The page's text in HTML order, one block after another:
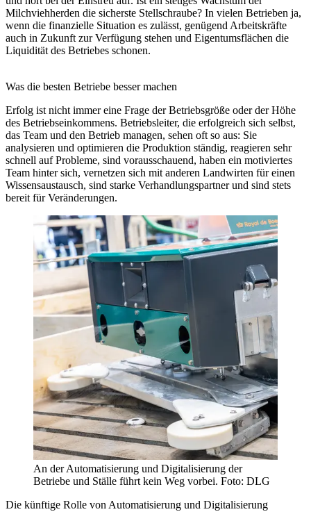
Milchviehherden die sicherste Stellschraube? In vielen Betrieben ja,
wenn die finanzielle Situation es zulässt, genügend Arbeitskräfte
auch in Zukunft zur Verfügung stehen und Eigentumsflächen die
Liquidität des Betriebes schonen.
Was die besten Betriebe besser machen
Erfolg ist nicht immer eine Frage der Betriebsgröße oder der Höhe
des Betriebseinkommens. Betriebsleiter, die erfolgreich sich selbst,
das Team und den Betrieb managen, sehen oft so aus: Sie
analysieren und optimieren die Produktion ständig, reagieren sehr
schnell auf Probleme, sind vorausschauend, haben ein motiviertes
Team hinter sich, vernetzen sich mit anderen Landwirten für einen
Wissensaustausch, sind starke Verhandlungspartner und sind stets
bereit für Veränderungen.
An der Automatisierung und Digitalisierung der
Betriebe und Ställe führt kein Weg vorbei. Foto: DLG
Die künftige Rolle von Automatisierung und Digitalisierung